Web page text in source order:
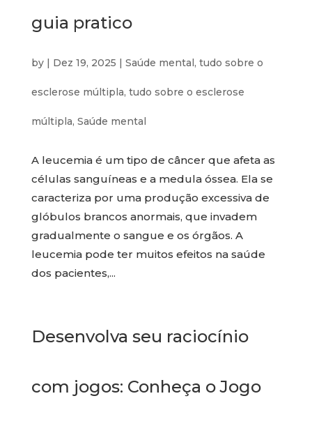
guia pratico
by | Dez 19, 2025 | Saúde mental, tudo sobre o
esclerose múltipla, tudo sobre o esclerose
múltipla, Saúde mental
A leucemia é um tipo de câncer que afeta as
células sanguíneas e a medula óssea. Ela se
caracteriza por uma produção excessiva de
glóbulos brancos anormais, que invadem
gradualmente o sangue e os órgãos. A
leucemia pode ter muitos efeitos na saúde
dos pacientes,...
Desenvolva seu raciocínio
com jogos: Conheça o Jogo